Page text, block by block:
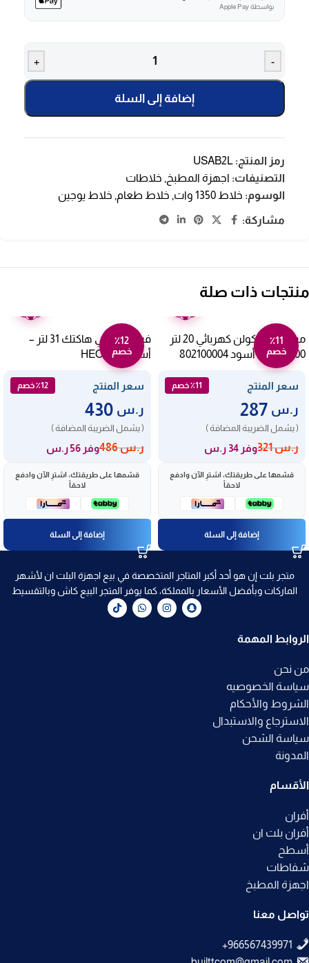
بواسطة Apple Pay
-
+
إضافة إلى السلة
رمز المنتج: USAB2L
التصنيفات: اجهزة المطبخ , خلاطات
الوسوم: خلاط 1350 وات , خلاط طعام, خلاط يوجين
مشاركة:
منتجات ذات صلة
٪11
خصم
ميكروويف كولن كهربائي 20 لتر
1100 وات – أسود 802100004
سعر المنتج ٪11 خصم
ر.س
( يشمل الضريبة المضافة )
ر.س321 وفر 34 ر.س
قسّمها على طريقتك، اشترِ الآن وادفع
لاحقاً
إضافة إلى السلة
٪12
خصم
فرن كهربائي هاكتك 31 لتر –
أسود HEO2651
سعر المنتج ٪12 خصم
ر.س
( يشمل الضريبة المضافة )
ر.س486 وفر 56 ر.س
قسّمها على طريقتك، اشترِ الآن وادفع
لاحقاً
إضافة إلى السلة
متجر بلت إن هو أحد أكبر المتاجر المتخصصة في بيع اجهزة البلت ان لأشهر
الماركات وبأفضل الأسعار بالمملكة، كما يوفر المتجر البيع كاش وبالتقسيط
الروابط المهمة
من نحن
سياسة الخصوصيه
الشروط والأحكام
الاسترجاع والاستبدال
سياسة الشحن
المدونة
الأقسام
أفران
أفران بلت ان
أسطح
شفاطات
اجهزة المطبخ
تواصل معنا